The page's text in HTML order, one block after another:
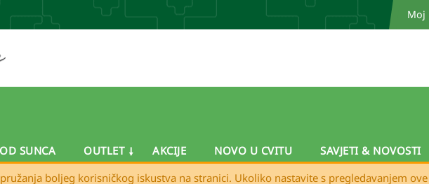
Moj
SUNCA OUTLET AKCIJE NOVO U CVITU SAVJETI & NOVOSTI
boljeg korisničkog iskustva na stranici. Ukoliko nastavite s pregledavanjem